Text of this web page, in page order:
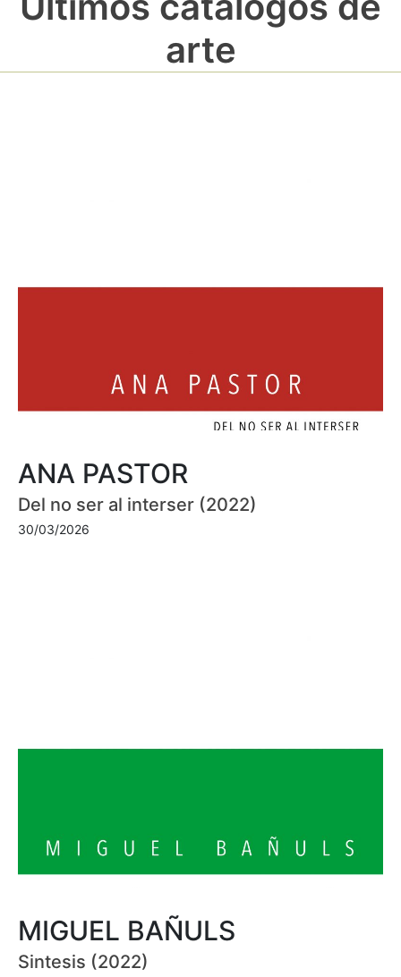
arte
ANA PASTOR
Del no ser al interser (2022)
30/03/2026
MIGUEL BAÑULS
Sintesis (2022)